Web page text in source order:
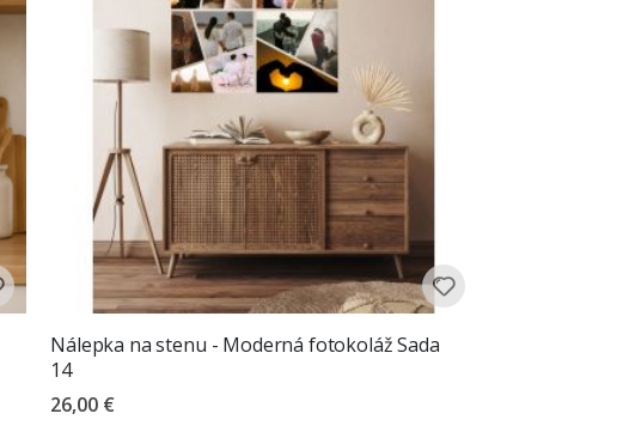
Nálepka na stenu - Moderná fotokoláž Sada
14
26,00 €